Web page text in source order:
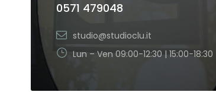
0571 479048
studio@studioclu.it
Lun – Ven 09:00-12:30 | 15:00-18:30